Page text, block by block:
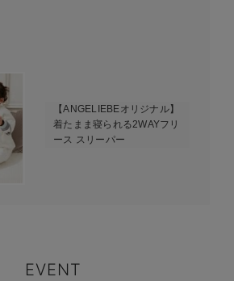
【ANGELIEBEオリジナル】
着たまま寝られる2WAYフリ
ース スリーパー
EVENT